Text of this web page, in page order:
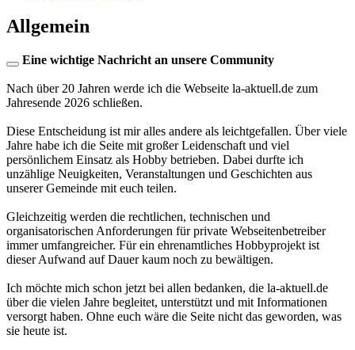
Allgemein
Eine wichtige Nachricht an unsere Community
Nach über 20 Jahren werde ich die Webseite la-aktuell.de zum
Jahresende 2026 schließen.
Diese Entscheidung ist mir alles andere als leichtgefallen. Über viele
Jahre habe ich die Seite mit großer Leidenschaft und viel
persönlichem Einsatz als Hobby betrieben. Dabei durfte ich
unzählige Neuigkeiten, Veranstaltungen und Geschichten aus
unserer Gemeinde mit euch teilen.
Gleichzeitig werden die rechtlichen, technischen und
organisatorischen Anforderungen für private Webseitenbetreiber
immer umfangreicher. Für ein ehrenamtliches Hobbyprojekt ist
dieser Aufwand auf Dauer kaum noch zu bewältigen.
Ich möchte mich schon jetzt bei allen bedanken, die la-aktuell.de
über die vielen Jahre begleitet, unterstützt und mit Informationen
versorgt haben. Ohne euch wäre die Seite nicht das geworden, was
sie heute ist.